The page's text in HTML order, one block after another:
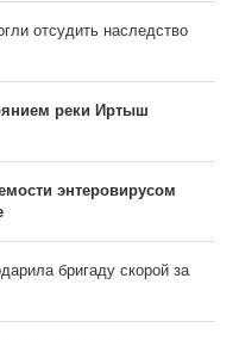
отсудить наследство
реки Иртыш
энтеровирусом
бригаду скорой за